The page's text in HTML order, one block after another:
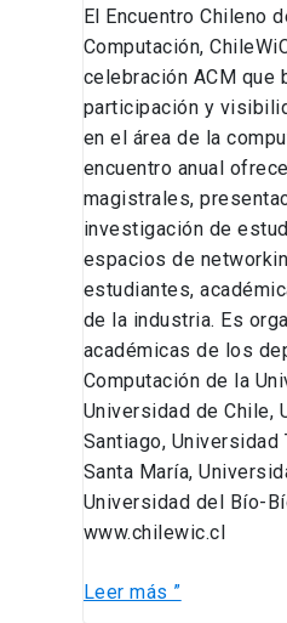
El Encuentro Chileno
Computación,
celebración ACM que
participación y
en el área de la
encuentro anual
magistrales,
investigación de
espacios de
estudiantes,
de la industria. Es
académicas de los
Computación de la
Universidad de Chile,
Santiago, Universidad
Santa María,
Universidad del Bío-
www.chilewic.cl
Leer más ”